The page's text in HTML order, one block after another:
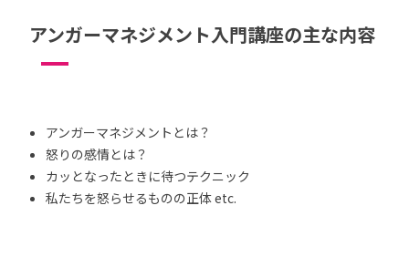
アンガーマネジメント入門講座の主な内容
アンガーマネジメントとは？
怒りの感情とは？
カッとなったときに待つテクニック
私たちを怒らせるものの正体 etc.